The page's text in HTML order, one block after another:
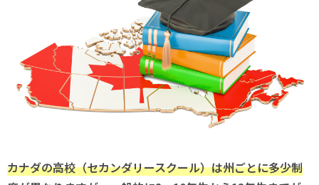
カナダの高校（セカンダリースクール）は州ごとに多少制